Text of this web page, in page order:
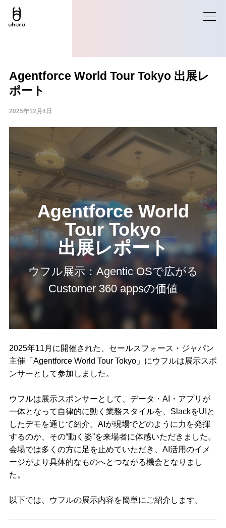
Agentforce World Tour Tokyo 出展レ
ポート
2025年12月4日
Agentforce World
Tour Tokyo
出展レポート
ウフル展示：Agentic OSで広がる
Customer 360 appsの価値
2025年11月に開催された、セールスフォース・ジャパン
主催「Agentforce World Tour Tokyo」にウフルは展示スポ
ンサーとして参加しました。
ウフルは展示スポンサーとして、データ・AI・アプリが
一体となって自律的に動く業務スタイルを、SlackをUIと
したデモを通じて紹介。AIが現場でどのように力を発揮
するのか、その“動く姿”を来場者に体感いただきました。
会場では多くの方に足を止めていただき、AI活用のイメ
ージがより具体的なものへとつながる機会となりまし
た。
以下では、ウフルの展示内容を簡単にご紹介します。